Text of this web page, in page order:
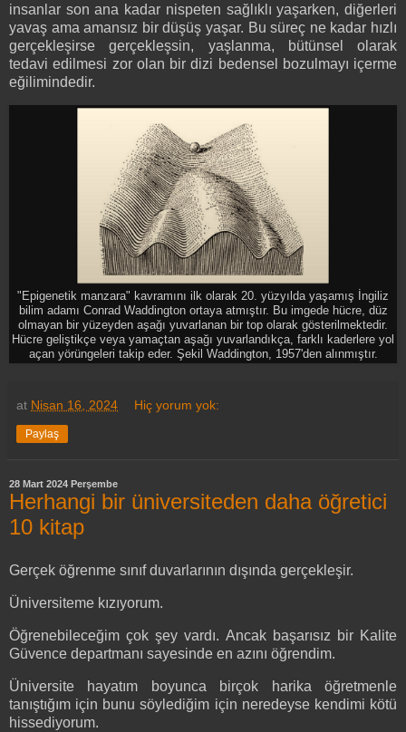
insanlar son ana kadar nispeten sağlıklı yaşarken, diğerleri
yavaş ama amansız bir düşüş yaşar. Bu süreç ne kadar hızlı
gerçekleşirse gerçekleşsin, yaşlanma, bütünsel olarak
tedavi edilmesi zor olan bir dizi bedensel bozulmayı içerme
eğilimindedir.
"Epigenetik manzara" kavramını ilk olarak 20. yüzyılda yaşamış İngiliz
bilim adamı Conrad Waddington ortaya atmıştır. Bu imgede hücre, düz
olmayan bir yüzeyden aşağı yuvarlanan bir top olarak gösterilmektedir.
Hücre geliştikçe veya yamaçtan aşağı yuvarlandıkça, farklı kaderlere yol
açan yörüngeleri takip eder. Şekil Waddington, 1957'den alınmıştır.
at Nisan 16, 2024 Hiç yorum yok:
Paylaş
28 Mart 2024 Perşembe
Herhangi bir üniversiteden daha öğretici
10 kitap
Gerçek öğrenme sınıf duvarlarının dışında gerçekleşir.
Üniversiteme kızıyorum.
Öğrenebileceğim çok şey vardı. Ancak başarısız bir Kalite
Güvence departmanı sayesinde en azını öğrendim.
Üniversite hayatım boyunca birçok harika öğretmenle
tanıştığım için bunu söylediğim için neredeyse kendimi kötü
hissediyorum.